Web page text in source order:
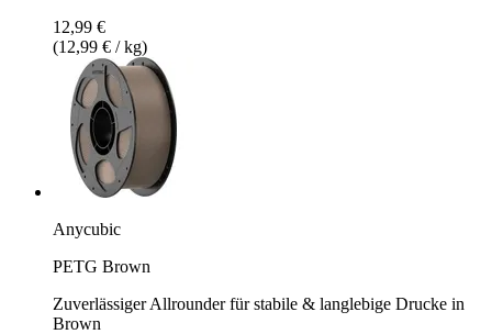
12,99 €
(12,99 € / kg)
Anycubic
PETG Brown
Zuverlässiger Allrounder für stabile & langlebige Drucke in
Brown